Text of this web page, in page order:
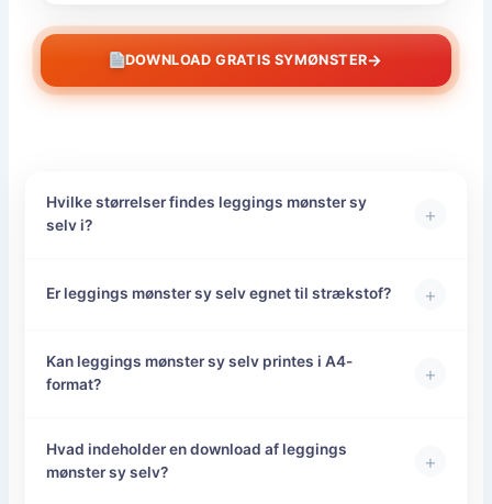
DOWNLOAD GRATIS SYMØNSTER→
Hvilke størrelser findes leggings mønster sy
selv i?
+
Er leggings mønster sy selv egnet til strækstof? +
Kan leggings mønster sy selv printes i A4-
format?
+
Hvad indeholder en download af leggings
mønster sy selv?
+